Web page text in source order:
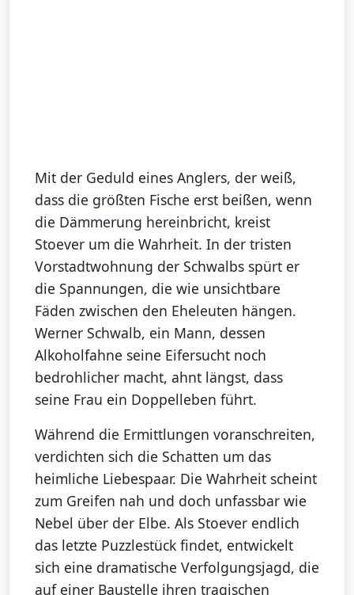
Mit der Geduld eines Anglers, der weiß,
dass die größten Fische erst beißen, wenn
die Dämmerung hereinbricht, kreist
Stoever um die Wahrheit. In der tristen
Vorstadtwohnung der Schwalbs spürt er
die Spannungen, die wie unsichtbare
Fäden zwischen den Eheleuten hängen.
Werner Schwalb, ein Mann, dessen
Alkoholfahne seine Eifersucht noch
bedrohlicher macht, ahnt längst, dass
seine Frau ein Doppelleben führt.
Während die Ermittlungen voranschreiten,
verdichten sich die Schatten um das
heimliche Liebespaar. Die Wahrheit scheint
zum Greifen nah und doch unfassbar wie
Nebel über der Elbe. Als Stoever endlich
das letzte Puzzlestück findet, entwickelt
sich eine dramatische Verfolgungsjagd, die
auf einer Baustelle ihren tragischen